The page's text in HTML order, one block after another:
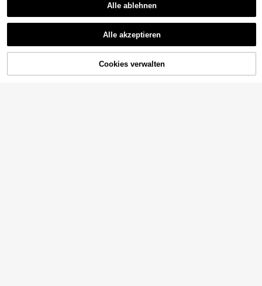
ZUM WARENKORB HINZUFÜGEN
Alle ablehnen
Alle akzeptieren
Cookies verwalten